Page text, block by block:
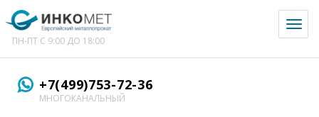
ПН-ПТ С 9:00 ДО 18:00
+7(499)753-72-36
МНОГОКАНАЛЬНЫЙ